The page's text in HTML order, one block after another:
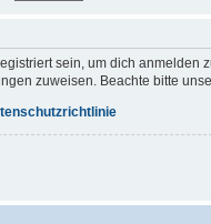
sein, um dich
zuweisen. Beachte bitte